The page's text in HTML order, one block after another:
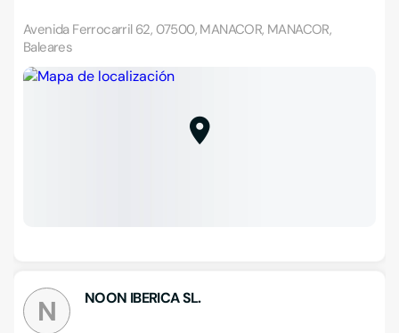
Avenida Ferrocarril 62, 07500, MANACOR, MANACOR,
Baleares
N NOON IBERICA SL.